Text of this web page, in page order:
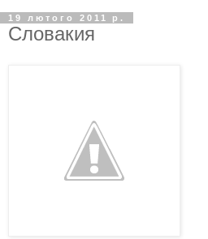
19 лютого 2011 р.
Словакия